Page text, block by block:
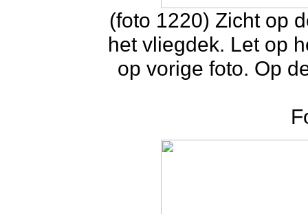
(foto 1220) Zicht op
het vliegdek. Let op
op vorige foto. Op